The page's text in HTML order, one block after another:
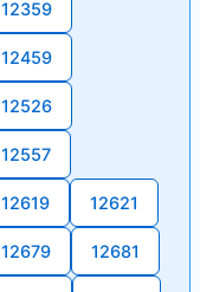
12359
12459
12526
12557
12619 12621
12679 12681